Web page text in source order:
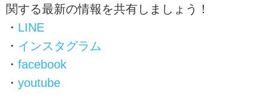
関する最新の情報を共有しましょう！
・ LINE
・ インスタグラム
・ facebook
・ youtube